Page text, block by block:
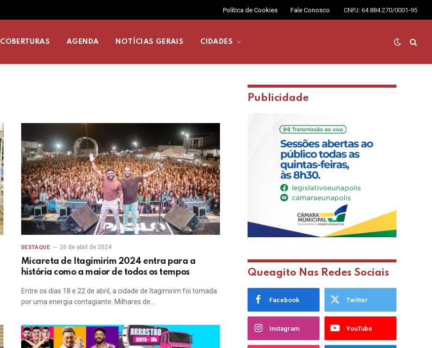
Política de Cookies Fale Conosco CNPJ: 64.884.270/0001-95
COBERTURAS AGENDA NOTÍCIAS GERAIS CIDADES
DESTAQUE 26 de abril de 2024
Micareta de Itagimirim 2024 entra para a
história como a maior de todos os tempos
Entre os dias 18 e 22 de abril, a cidade de Itagimirim foi tomada
por uma energia contagiante. Milhares de…
Publicidade
Queagito Nas Redes Sociais
Facebook Twitter
Instagram YouTube